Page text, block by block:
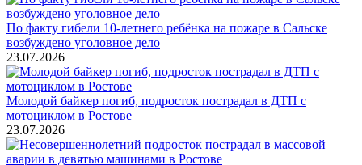
По факту гибели 10-летнего ребёнка на пожаре в Сальске
возбуждено уголовное дело
23.07.2026
Молодой байкер погиб, подросток пострадал в ДТП с
мотоциклом в Ростове
23.07.2026